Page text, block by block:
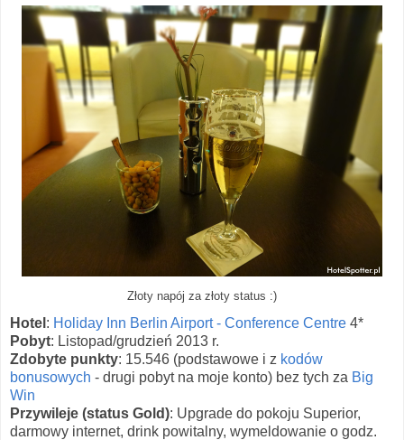
Złoty napój za złoty status :)
Hotel : Holiday Inn Berlin Airport - Conference Centre 4*
Pobyt: Listopad/grudzień 2013 r.
Zdobyte punkty: 15.546 (podstawowe i z kodów
bonusowych - drugi pobyt na moje konto) bez tych za Big
Win
Przywileje (status Gold): Upgrade do pokoju Superior,
darmowy internet, drink powitalny, wymeldowanie o godz.